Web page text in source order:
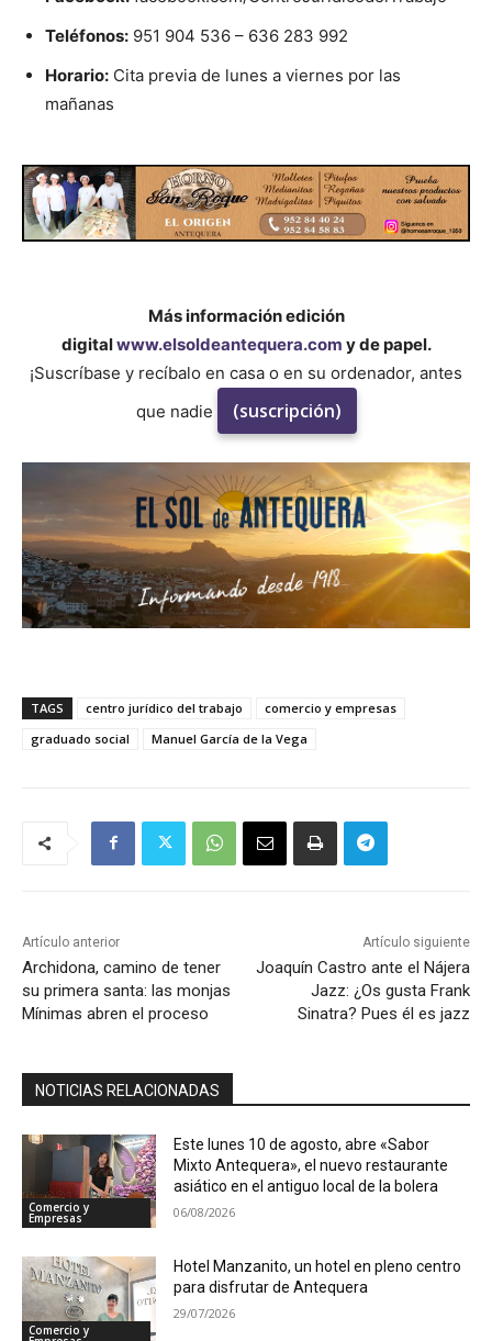
Teléfonos: 951 904 536 – 636 283 992
Horario: Cita previa de lunes a viernes por las
mañanas
Más información edición
digitalwww.elsoldeantequera.com y de papel.
¡Suscríbase y recíbalo en casa o en su ordenador, antes
que nadie
(suscripción)
TAGS centro jurídico del trabajo
comercio y empresas
graduado social
Manuel García de la Vega
Artículo anterior
Archidona, camino de tener
su primera santa: las monjas
Mínimas abren el proceso
Artículo siguiente
Joaquín Castro ante el Nájera
Jazz: ¿Os gusta Frank
Sinatra? Pues él es jazz
NOTICIAS RELACIONADAS
Comercio y
Empresas
Este lunes 10 de agosto, abre «Sabor
Mixto Antequera», el nuevo restaurante
asiático en el antiguo local de la bolera
06/08/2026
Comercio y
Hotel Manzanito, un hotel en pleno centro
para disfrutar de Antequera
29/07/2026